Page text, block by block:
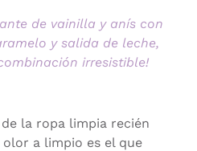
de vainilla y anís con
y salida de leche,
irresistible!
la ropa limpia recién
a limpio es el que